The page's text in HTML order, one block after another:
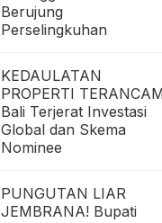
Berujung
Perselingkuhan
KEDAULATAN
PROPERTI
Bali Terjerat Investasi
Global dan Skema
Nominee
PUNGUTAN LIAR
JEMBRANA! Bupati